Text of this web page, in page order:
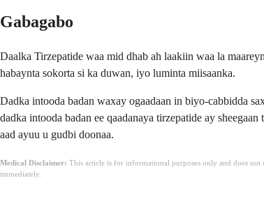
Gabagabo
Daalka Tirzepatide waa mid dhab ah laakiin waa la
habaynta sokorta si ka duwan, iyo luminta miisaanka.
Dadka intooda badan waxay ogaadaan in biyo-cabbidda
dadka intooda badan ee qaadanaya tirzepatide ay
aad ayuu u gudbi doonaa.
Medical Disclaimer: This article is for informational purposes only and does
immediately.